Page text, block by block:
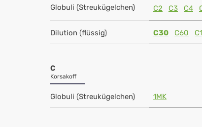
Globuli (Streukügelchen) C2 C3 C4
Dilution (flüssig) C30 C60
C
Korsakoff
Globuli (Streukügelchen) 1MK